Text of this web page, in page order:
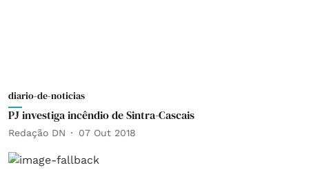
diario-de-noticias
PJ investiga incêndio de Sintra-Cascais
Redação DN 07 Out 2018